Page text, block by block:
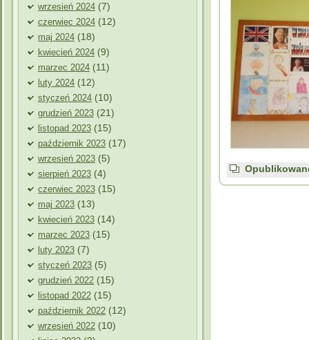
wrzesień 2024 (7)
czerwiec 2024 (12)
maj 2024 (18)
kwiecień 2024 (9)
marzec 2024 (11)
luty 2024 (12)
styczeń 2024 (10)
grudzień 2023 (21)
listopad 2023 (15)
październik 2023 (17)
wrzesień 2023 (5)
sierpień 2023 (4)
czerwiec 2023 (15)
maj 2023 (13)
kwiecień 2023 (14)
marzec 2023 (15)
luty 2023 (7)
styczeń 2023 (5)
grudzień 2022 (15)
listopad 2022 (15)
październik 2022 (12)
wrzesień 2022 (10)